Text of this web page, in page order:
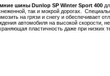
шины Dunlop SP Winter Sport 400
так и мокрой дорогах.
на грязи и снегу и обеспечивает
автомобиля на высокой скорости,
пластичность даже при низких